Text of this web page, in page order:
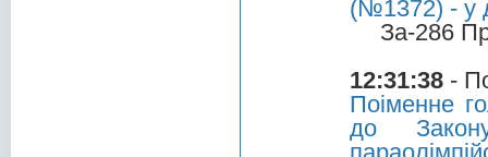
(№1372) - у
За-286
12:31:38 -
Поіменне
до